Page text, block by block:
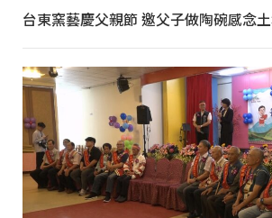
台東窯藝慶父親節 邀父子做陶碗感念